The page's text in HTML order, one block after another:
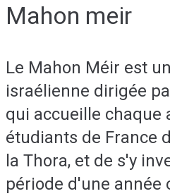
Mahon meir
Le Mahon Méir est
israélienne dirigée
qui accueille chaque
étudiants de France
la Thora, et de s'y
période d'une année